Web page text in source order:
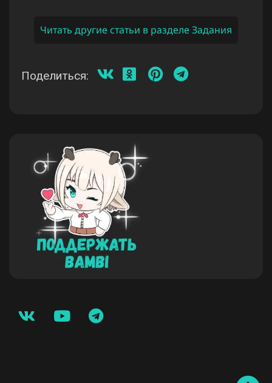
Читать другие статьи в разделе Задания
Поделиться: